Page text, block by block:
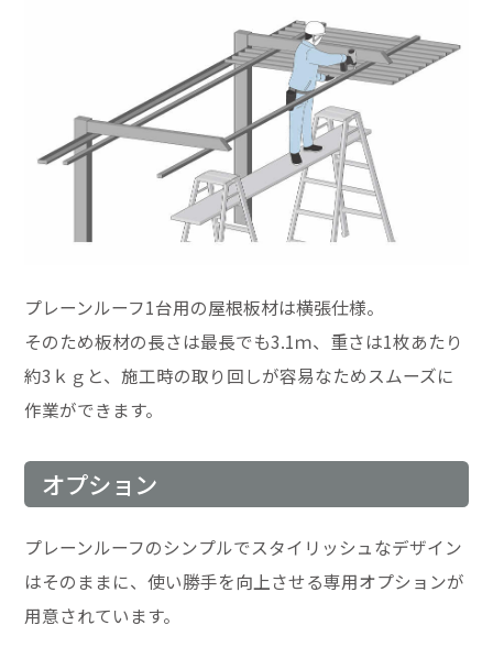
プレーンルーフ1台用の屋根板材は横張仕様。
そのため板材の長さは最長でも3.1ｍ、重さは1枚あたり
約3ｋｇと、施工時の取り回しが容易なためスムーズに
作業ができます。
オプション
プレーンルーフのシンプルでスタイリッシュなデザイン
はそのままに、使い勝手を向上させる専用オプションが
用意されています。